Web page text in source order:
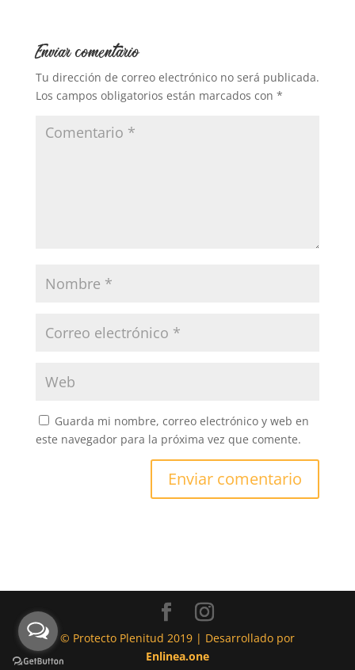
Enviar comentario
Tu dirección de correo electrónico no será publicada.
Los campos obligatorios están marcados con *
Guarda mi nombre, correo electrónico y web en
este navegador para la próxima vez que comente.
© Protecto Plenitud 2019 | Desarrollado por
Enlinea.one